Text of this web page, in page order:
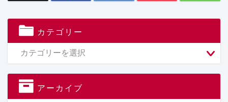
カテゴリー
アーカイブ